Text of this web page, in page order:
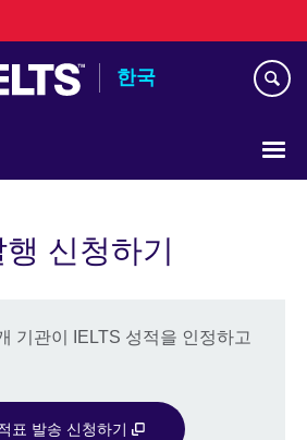
한국
신청하기
기관이 IELTS 성적을 인정하고
표 발송 신청하기